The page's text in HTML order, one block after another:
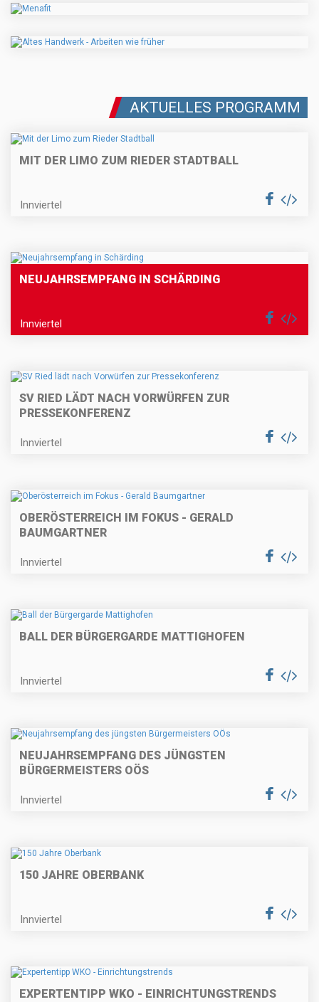
AKTUELLES PROGRAMM
MIT DER LIMO ZUM RIEDER STADTBALL
Innviertel
NEUJAHRSEMPFANG IN SCHÄRDING
Innviertel
SV RIED LÄDT NACH VORWÜRFEN ZUR
PRESSEKONFERENZ
Innviertel
OBERÖSTERREICH IM FOKUS - GERALD
BAUMGARTNER
Innviertel
BALL DER BÜRGERGARDE MATTIGHOFEN
Innviertel
NEUJAHRSEMPFANG DES JÜNGSTEN
BÜRGERMEISTERS OÖS
Innviertel
150 JAHRE OBERBANK
Innviertel
EXPERTENTIPP WKO - EINRICHTUNGSTRENDS